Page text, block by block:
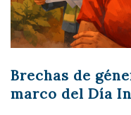
Brechas de
marco del Día